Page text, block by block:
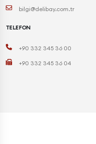
bilgi@delibay.com.tr
TELEFON
+90 332 345 36 00
+90 332 345 36 04